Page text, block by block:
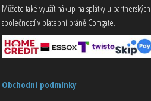
Můžete také využít nákup na splátky u partnerských
společností v platební bráně Comgate.
Obchodní podmínky